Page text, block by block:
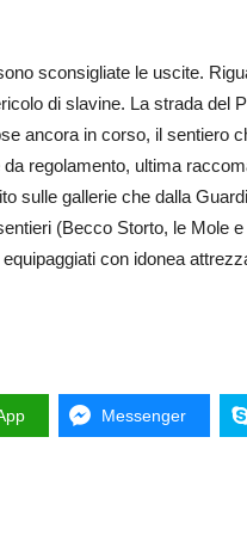
sconsigliate le uscite.
di slavine. La strada del
ancora in corso, il sentiero
regolamento, ultima
sulle gallerie che dalla
(Becco Storto, le Mole e
con idonea
Messenger